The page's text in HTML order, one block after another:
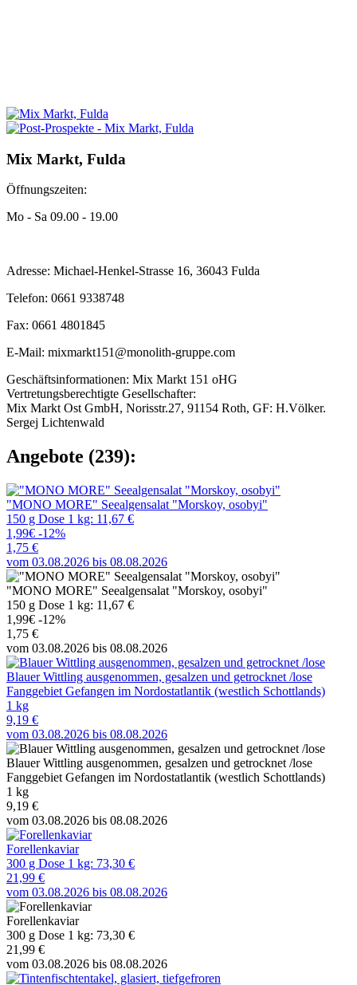
Mix Markt, Fulda
Öffnungszeiten:
Mo - Sa 09.00 - 19.00
Adresse: Michael-Henkel-Strasse 16, 36043 Fulda
Telefon: 0661 9338748
Fax: 0661 4801845
E-Mail: mixmarkt151@monolith-gruppe.com
Geschäftsinformationen: Mix Markt 151 oHG
Vertretungsberechtigte Gesellschafter:
Mix Markt Ost GmbH, Norisstr.27, 91154 Roth, GF: H.Völker.
Sergej Lichtenwald
Angebote (239):
"MONO MORE" Seealgensalat "Morskoy, osobyi"
150 g Dose 1 kg: 11,67 €
1,99€ -12%
1,75 €
vom 03.08.2026 bis 08.08.2026
"MONO MORE" Seealgensalat "Morskoy, osobyi"
150 g Dose 1 kg: 11,67 €
1,99€ -12%
1,75 €
vom 03.08.2026 bis 08.08.2026
Blauer Wittling ausgenommen, gesalzen und getrocknet /lose
Fanggebiet Gefangen im Nordostatlantik (westlich Schottlands)
1 kg
9,19 €
vom 03.08.2026 bis 08.08.2026
Blauer Wittling ausgenommen, gesalzen und getrocknet /lose
Fanggebiet Gefangen im Nordostatlantik (westlich Schottlands)
1 kg
9,19 €
vom 03.08.2026 bis 08.08.2026
Forellenkaviar
300 g Dose 1 kg: 73,30 €
21,99 €
vom 03.08.2026 bis 08.08.2026
Forellenkaviar
300 g Dose 1 kg: 73,30 €
21,99 €
vom 03.08.2026 bis 08.08.2026